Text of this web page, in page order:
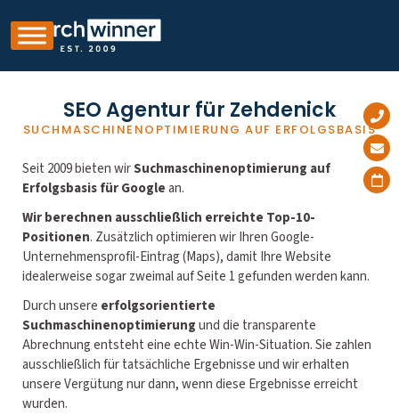
SEO Agentur für Zehdenick
SUCHMASCHINENOPTIMIERUNG AUF ERFOLGSBASIS
Seit 2009 bieten wirSuchmaschinenoptimierung auf
Erfolgsbasis für Googlean.
Wir berechnen ausschließlich erreichte Top-10-
Positionen. Zusätzlich optimieren wir Ihren Google-
Unternehmensprofil-Eintrag (Maps), damit Ihre Website
idealerweise sogar zweimal auf Seite 1 gefunden werden kann.
Durch unsere erfolgsorientierte
Suchmaschinenoptimierungund die transparente
Abrechnung entsteht eine echte Win-Win-Situation. Sie zahlen
ausschließlich für tatsächliche Ergebnisse und wir erhalten
unsere Vergütung nur dann, wenn diese Ergebnisse erreicht
wurden.